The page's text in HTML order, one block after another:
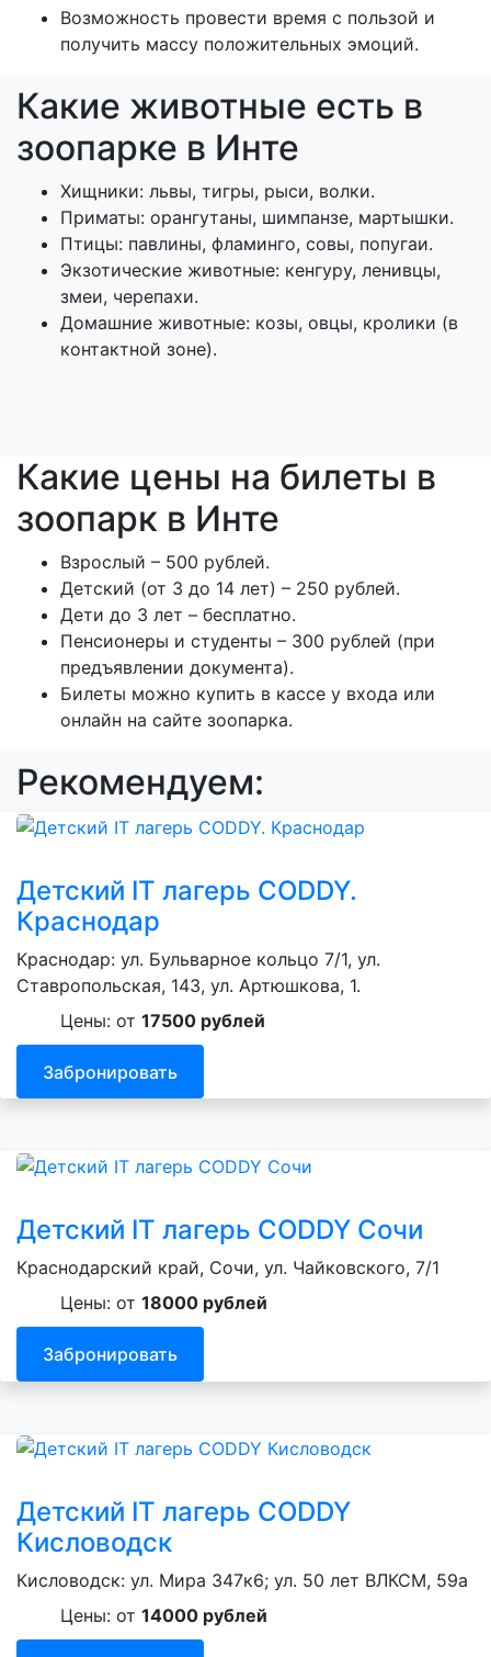
Возможность провести время с пользой и
получить массу положительных эмоций.
Какие животные есть в
зоопарке в Инте
Хищники: львы, тигры, рыси, волки.
Приматы: орангутаны, шимпанзе, мартышки.
Птицы: павлины, фламинго, совы, попугаи.
Экзотические животные: кенгуру, ленивцы,
змеи, черепахи.
Домашние животные: козы, овцы, кролики (в
контактной зоне).
Какие цены на билеты в
зоопарк в Инте
Взрослый – 500 рублей.
Детский (от 3 до 14 лет) – 250 рублей.
Дети до 3 лет – бесплатно.
Пенсионеры и студенты – 300 рублей (при
предъявлении документа).
Билеты можно купить в кассе у входа или
онлайн на сайте зоопарка.
Рекомендуем:
Детский IT лагерь CODDY.
Краснодар
Краснодар: ул. Бульварное кольцо 7/1, ул.
Ставропольская, 143, ул. Артюшкова, 1.
Цены: от 17500 рублей
Забронировать
Детский IT лагерь CODDY Сочи
Краснодарский край, Сочи, ул. Чайковского, 7/1
Цены: от 18000 рублей
Забронировать
Детский IT лагерь CODDY
Кисловодск
Кисловодск: ул. Мира 347к6; ул. 50 лет ВЛКСМ, 59а
Цены: от 14000 рублей